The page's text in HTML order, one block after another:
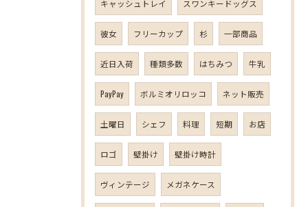
キャッシュトレイ スワンキードッグス
彼女 フリーカップ 杉 一部商品
近日入荷 種類多数 はちみつ 牛乳
PayPay ボルミオリロッコ ネット販売
土曜日 シェフ 料理 短期 お店
ロゴ 壁掛け 壁掛け時計
ヴィンテージ メガネケース